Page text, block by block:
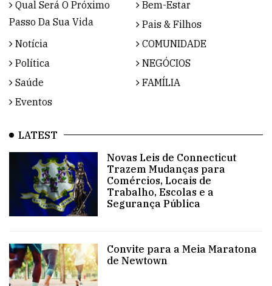
Qual Será O Próximo
Passo Da Sua Vida
Bem-Estar
Pais & Filhos
Notícia
COMUNIDADE
Política
NEGÓCIOS
Saúde
FAMÍLIA
Eventos
LATEST
Novas Leis de Connecticut
Trazem Mudanças para
Comércios, Locais de
Trabalho, Escolas e a
Segurança Pública
Convite para a Meia Maratona
de Newtown